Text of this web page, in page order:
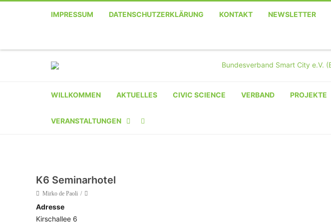
IMPRESSUM DATENSCHUTZERKLÄRUNG KONTAKT NEWSLETTER
WILLKOMMEN AKTUELLES CIVIC SCIENCE VERBAND PROJEKTE
VERANSTALTUNGEN
REGISTRIERUNG
VERANSTALTUNG
EINREICHEN
K6 Seminarhotel
Mirko de Paoli
Adresse
Kirschallee 6